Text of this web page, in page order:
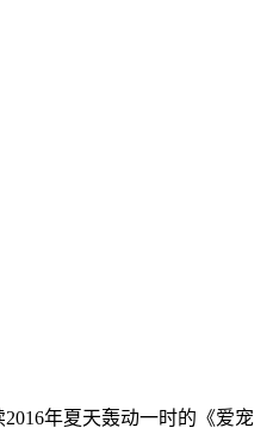
2016年夏天轰动一时的《爱宠